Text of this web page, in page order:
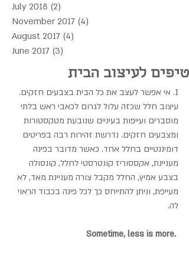
July 2018 (2)
November 2017 (4)
August 2017 (4)
June 2017 (3)
טיפים לעיצוב הבית
1. אי אפשר לעצב את כל הבית בצבעים חזקים.
עיצוב חלל שכזה עלול לגרום לכאבי ראש בלתי
מוסברים ועייפות בעיניים שנובעת מטקסטורות
ומצבעים חזקים. נדרשת זהירות רבה בפריטים
דומיננטיים בחלל אחד. כאשר מדובר בפינה
מעניינת, אקססוריז קונטרסטי לחלל, קונסולה
בצבע אמיץ, החלל מקבל צורה מעניינת מאד, לא
מעייפת, וניתן להתייחס כך לכל פינה בכבוד הראוי
לה.
Sometime, less is more.